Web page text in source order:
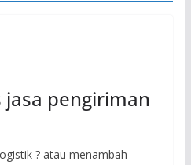
pengiriman
? atau menambah